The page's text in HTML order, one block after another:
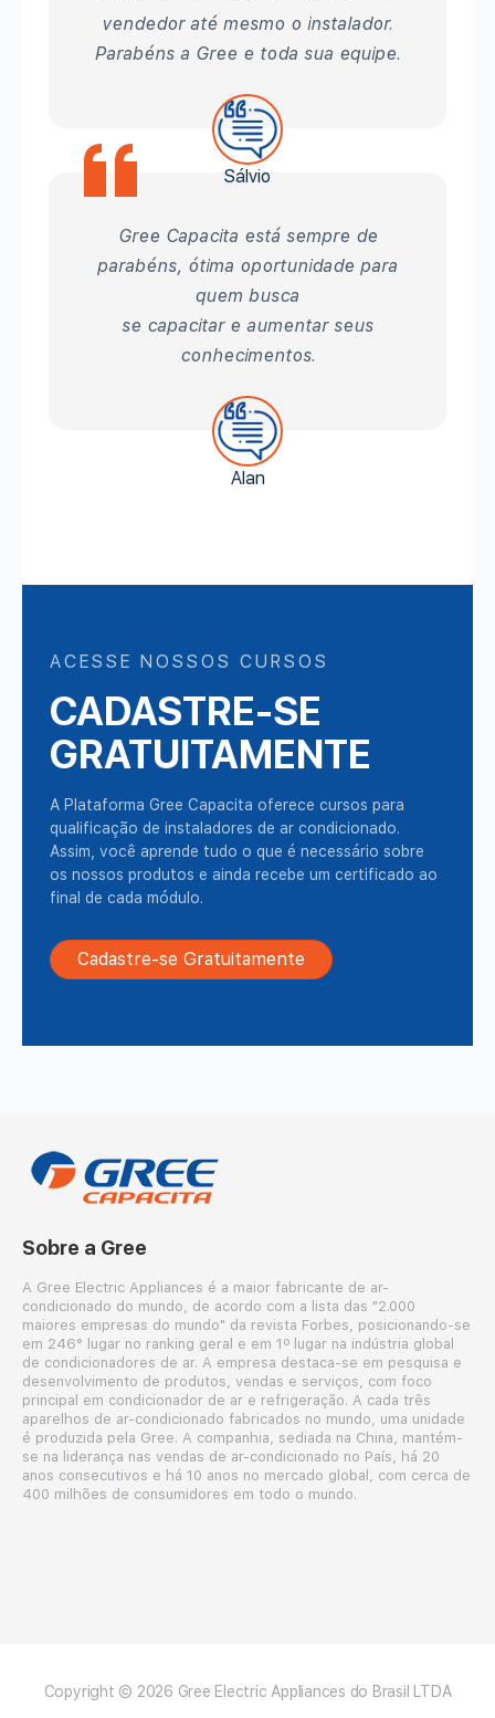
Sálvio
vendedor até mesmo o instalador.
Parabéns a Gree e toda sua equipe.
Alan
Gree Capacita está sempre de
parabéns, ótima oportunidade para
quem busca
se capacitar e aumentar seus
conhecimentos.
ACESSE NOSSOS CURSOS
CADASTRE-SE
GRATUITAMENTE
A Plataforma Gree Capacita oferece cursos para
qualificação de instaladores de ar condicionado.
Assim, você aprende tudo o que é necessário sobre
os nossos produtos e ainda recebe um certificado ao
final de cada módulo.
Cadastre-se Gratuitamente
Sobre a Gree
A Gree Electric Appliances é a maior fabricante de ar-
condicionado do mundo, de acordo com a lista das "2.000
maiores empresas do mundo" da revista Forbes, posicionando-se
em 246° lugar no ranking geral e em 1º lugar na indústria global
de condicionadores de ar. A empresa destaca-se em pesquisa e
desenvolvimento de produtos, vendas e serviços, com foco
principal em condicionador de ar e refrigeração. A cada três
aparelhos de ar-condicionado fabricados no mundo, uma unidade
é produzida pela Gree. A companhia, sediada na China, mantém-
se na liderança nas vendas de ar-condicionado no País, há 20
anos consecutivos e há 10 anos no mercado global, com cerca de
400 milhões de consumidores em todo o mundo.
Copyright © 2026 Gree Electric Appliances do Brasil LTDA